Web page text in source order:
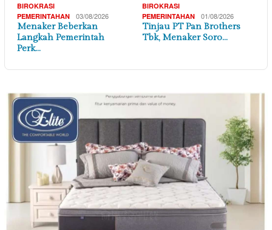
BIROKRASI
PEMERINTAHAN
03/08/2026
Menaker Beberkan
Langkah Pemerintah
Perk…
BIROKRASI
PEMERINTAHAN
01/08/2026
Tinjau PT Pan Brothers
Tbk, Menaker Soro…